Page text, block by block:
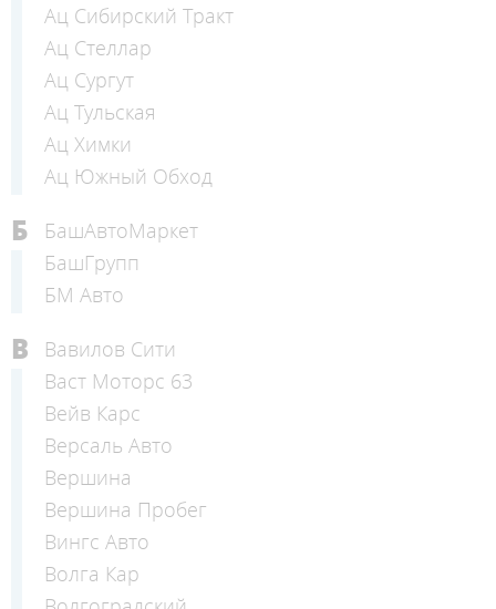
Ац Сибирский Тракт
Ац Стеллар
Ац Сургут
Ац Тульская
Ац Химки
Ац Южный Обход
Б
БашАвтоМаркет
БашГрупп
БМ Авто
В
Вавилов Сити
Васт Моторс 63
Вейв Карс
Версаль Авто
Вершина
Вершина Пробег
Вингс Авто
Волга Кар